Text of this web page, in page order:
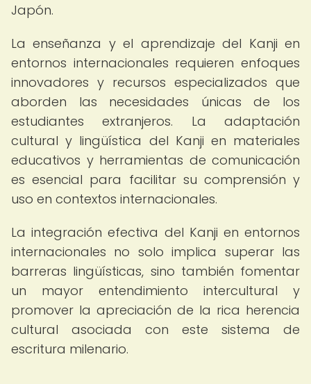
Japón.
La enseñanza y el aprendizaje del Kanji en
entornos internacionales requieren enfoques
innovadores y recursos especializados que
aborden las necesidades únicas de los
estudiantes extranjeros. La adaptación
cultural y lingüística del Kanji en materiales
educativos y herramientas de comunicación
es esencial para facilitar su comprensión y
uso en contextos internacionales.
La integración efectiva del Kanji en entornos
internacionales no solo implica superar las
barreras lingüísticas, sino también fomentar
un mayor entendimiento intercultural y
promover la apreciación de la rica herencia
cultural asociada con este sistema de
escritura milenario.